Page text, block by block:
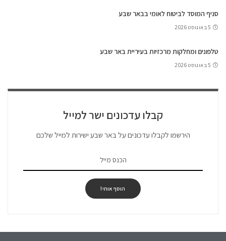
סניף המוסד לביטוח לאומי בבאר שבע
5 באוגוסט 2026
טלפונים ומחלקות מרכזיות בעיריית באר שבע
5 באוגוסט 2026
קבלו עדכונים ישר למייל
הירשמו לקבלו עדכונים על באר שבע ישירות למייל שלכם
הוסף אותי!